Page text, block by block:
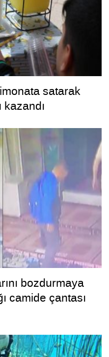
satarak
bozdurmaya
camide çantası